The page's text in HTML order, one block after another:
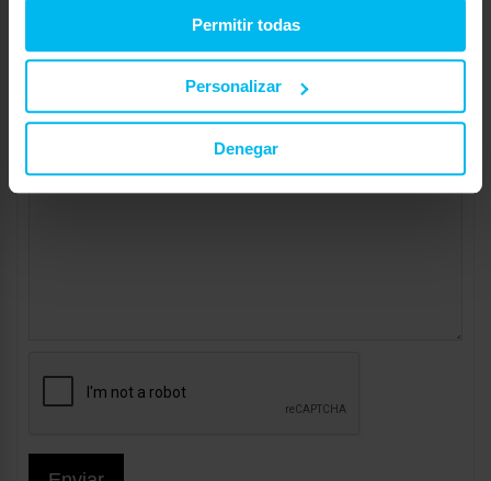
Permitir todas
Personalizar
Denegar